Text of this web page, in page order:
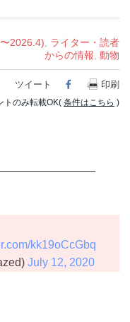
2026.4), ライター・読者
からの情報, 動物
ツイート Facebook
印刷
トのみ転載OK( 条件はこちら )
kk19oCcGbq
July 12, 2020